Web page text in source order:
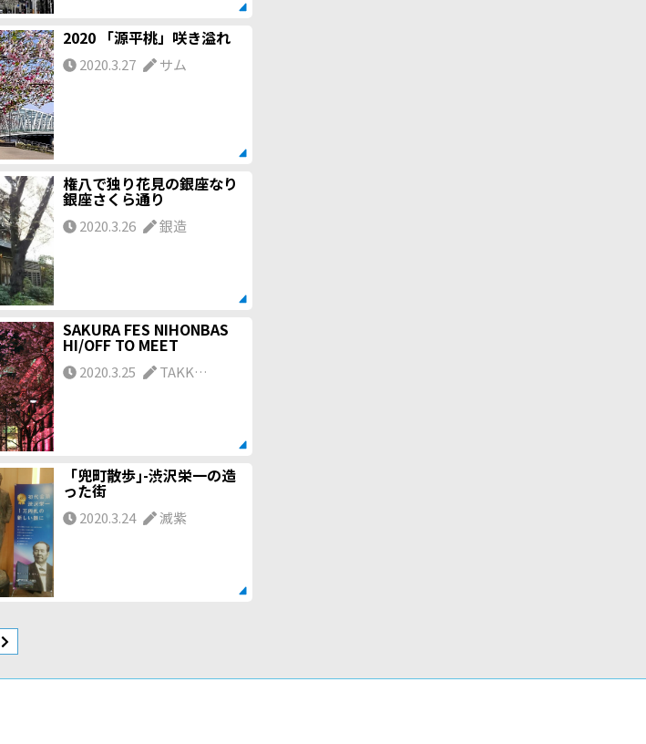
2020 「源平桃」咲き溢れ
2020.3.27 サム
権八で独り花見の銀座なり
銀座さくら通り
2020.3.26 銀造
SAKURA FES NIHONBAS
HI/OFF TO MEET
2020.3.25 TAKK…
「兜町散歩｣-渋沢栄一の造
った街
2020.3.24 滅紫